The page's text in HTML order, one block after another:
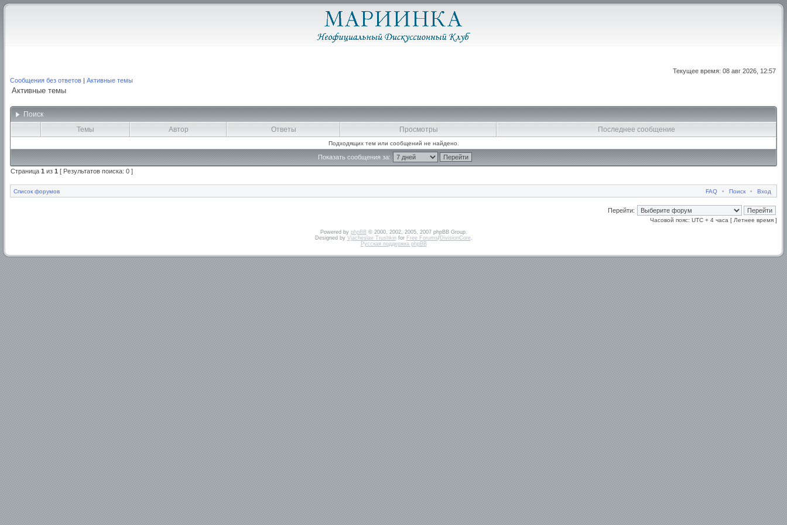
Текущее время: 08 авг 2026, 12:57
Сообщения без ответов | Активные темы
Активные темы
Поиск
Темы
Автор Ответы Просмотры Последнее сообщение
Подходящих тем или сообщений не найдено.
Показать сообщения за:
Страница 1 из 1 [ Результатов поиска: 0 ]
Список форумов FAQ • Поиск • Вход
Перейти:
Часовой пояс: UTC + 4 часа [ Летнее время ]
Powered by phpBB© 2000, 2002, 2005, 2007 phpBB Group.
Designed by Vjacheslav Trushkinfor Free Forums/DivisionCore.
Русская поддержка phpBB